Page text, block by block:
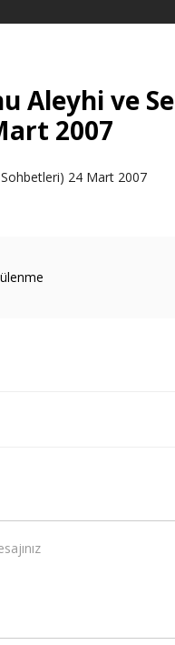
Aleyhi ve
2007
24 Mart 2007